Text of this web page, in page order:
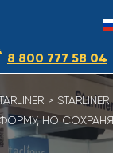
8 800 777 58 04
НО